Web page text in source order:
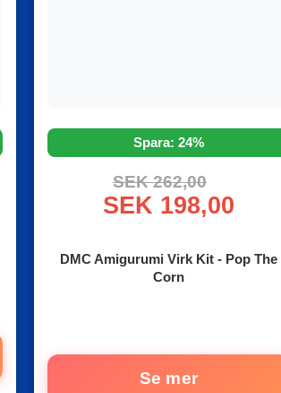
Spara: 24%
SEK 262,00
SEK 198,00
DMC Amigurumi Virk Kit - Pop The
Corn
Se mer